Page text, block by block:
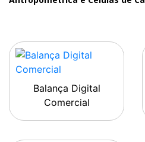
Balança Digital
Comercial